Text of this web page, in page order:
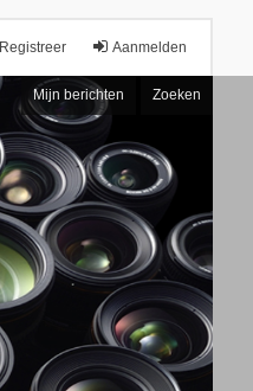
Aanmelden
Registreer
Mijn berichten Zoeken